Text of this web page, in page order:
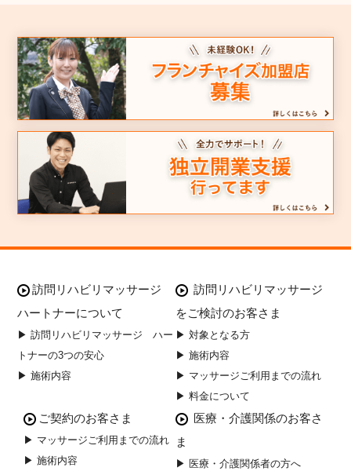
訪問リハビリマッサージ
ハートナーについて
▶ 訪問リハビリマッサージ ハー
トナーの3つの安心
▶ 施術内容
訪問リハビリマッサージ
をご検討のお客さま
▶ 対象となる方
▶ 施術内容
▶ マッサージご利用までの流れ
▶ 料金について
ご契約のお客さま
▶ マッサージご利用までの流れ
▶ 施術内容
医療・介護関係のお客さ
ま
▶ 医療・介護関係者の方へ